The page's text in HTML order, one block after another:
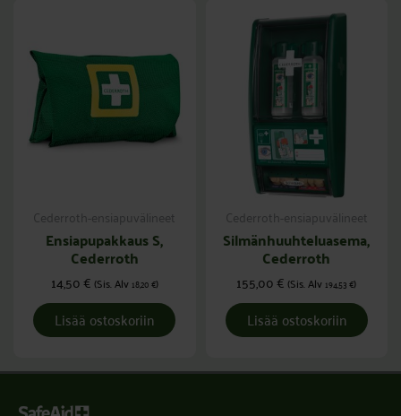
Cederroth-ensiapuvälineet
Ensiapupakkaus S,
Cederroth
14,50€(Sis. Alv 18,20€)
Lisää ostoskoriin
Cederroth-ensiapuvälineet
Silmänhuuhteluasema,
Cederroth
155,00€ (Sis. Alv 194,53€)
Lisää ostoskoriin